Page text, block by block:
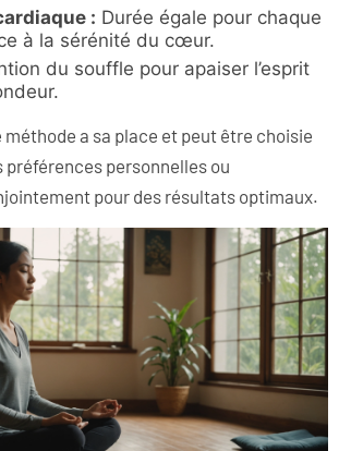
: Durée égale pour chaque
à la sérénité du cœur.
du souffle pour apaiser l’esprit
a sa place et peut être choisie
préférences personnelles ou
pour des résultats optimaux.